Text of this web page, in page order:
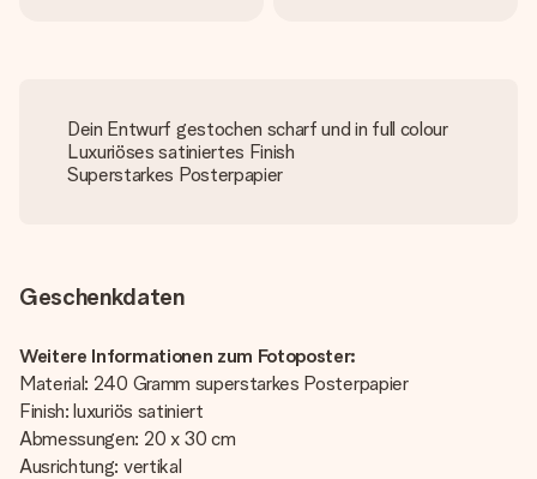
Dein Entwurf gestochen scharf und in full colour
Luxuriöses satiniertes Finish
Superstarkes Posterpapier
Geschenkdaten
Weitere Informationen zum Fotoposter:
Material: 240 Gramm superstarkes Posterpapier
Finish: luxuriös satiniert
Abmessungen: 20 x 30 cm
Ausrichtung: vertikal